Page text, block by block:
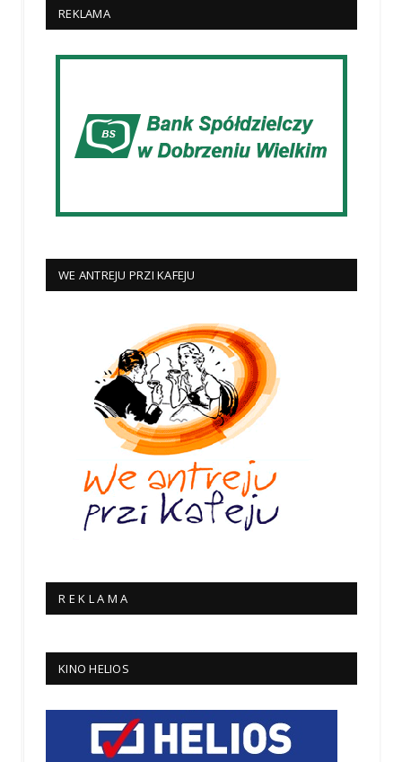
REKLAMA
WE ANTREJU PRZI KAFEJU
R E K L A M A
KINO HELIOS